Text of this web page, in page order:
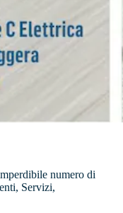
numero di
Servizi,